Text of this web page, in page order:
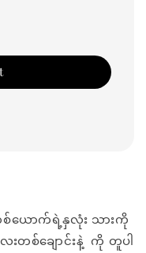
ယောက်ရဲ့နှလုံး သားကို
စ်ချောင်းနဲ့ ကို တူပါ